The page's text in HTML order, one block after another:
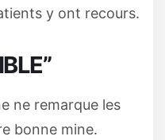
y ont recours.
ne remarque les
bonne mine.